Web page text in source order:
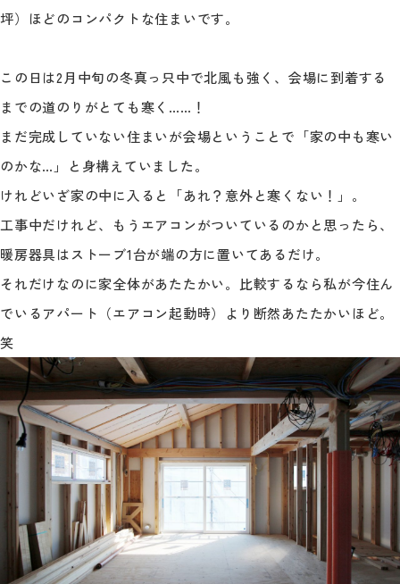
坪）ほどのコンパクトな住まいです。
この日は2月中旬の冬真っ只中で北風も強く、会場に到着する
までの道のりがとても寒く……！
まだ完成していない住まいが会場ということで「家の中も寒い
のかな…」と身構えていました。
けれどいざ家の中に入ると「あれ？意外と寒くない！」。
工事中だけれど、もうエアコンがついているのかと思ったら、
暖房器具はストーブ1台が端の方に置いてあるだけ。
それだけなのに家全体があたたかい。比較するなら私が今住ん
でいるアパート（エアコン起動時）より断然あたたかいほど。
笑